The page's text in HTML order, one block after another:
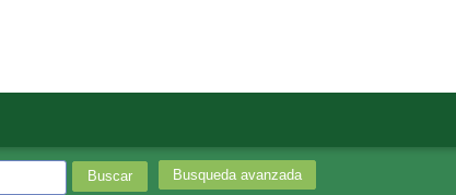
Busqueda avanzada